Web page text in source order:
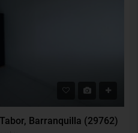
Barranquilla (29762)